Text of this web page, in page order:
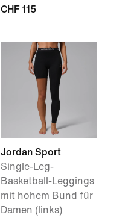
CHF 115
Jordan Sport
Single-Leg-
Basketball-Leggings
mit hohem Bund für
Damen (links)